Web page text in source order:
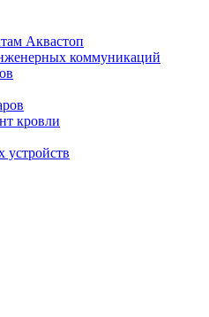
Аквастоп
коммуникаций
кровли